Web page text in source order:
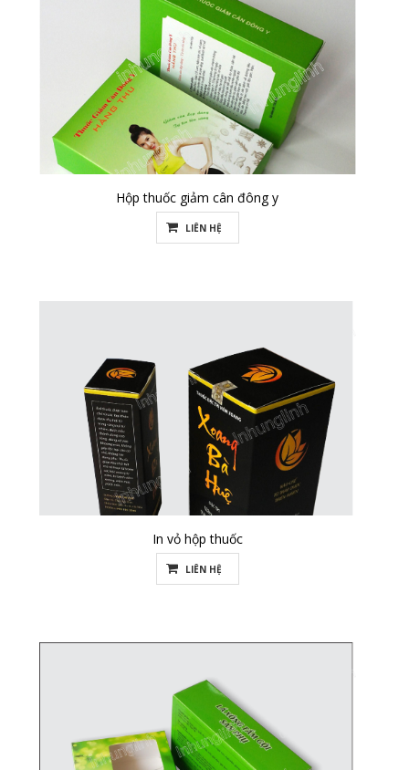
Hộp thuốc giảm cân đông y
LIÊN HỆ
In vỏ hộp thuốc
LIÊN HỆ